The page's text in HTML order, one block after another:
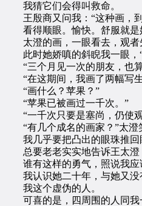
我猜它们会得叫救命。
王殷商又问我：“这种画，到
看得顺眼。愉快。舒服就是
太澄的画，一眼看去，观者
此时她娇嗔的斜睨我一眼，“
“三个月见一次的朋友，也算
“在这期间，我画了两幅写
“画什么？苹果？”
“苹果已被画过一千次。”
“一千次只要是塞尚，仍使
“有几个成名的画家？”太澄
我几乎要把凸出的眼珠推回
总要老老实实地告诉王太澄
谁有这样的勇气，照说我应
我认识她二十年，与她又没
我这个虚伪的人。
可喜的是，四周围的人同我